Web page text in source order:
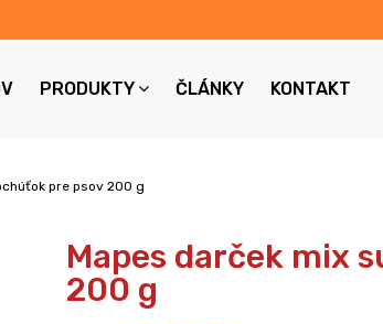
PRODUKTY ČLÁNKY KONTAKT
pre psov 200 g
Mapes darček mix
200 g